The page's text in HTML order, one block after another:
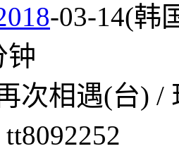
-03-14(韩
钟
次相遇(台) /